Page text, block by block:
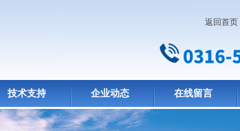
返回首页
技术支持 企业动态 在线留言